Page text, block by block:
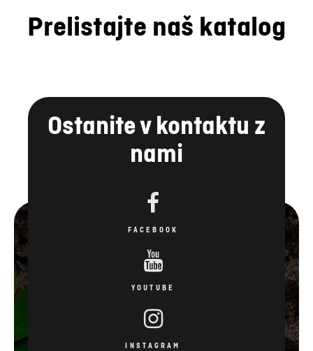
Prelistajte naš katalog
Ostanite v kontaktu z
nami
FACEBOOK
YOUTUBE
INSTAGRAM